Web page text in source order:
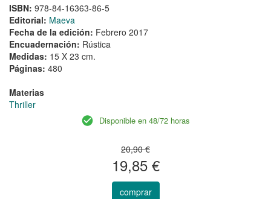
ISBN: 978-84-16363-86-5
Editorial: Maeva
Fecha de la edición: Febrero 2017
Encuadernación: Rústica
Medidas: 15 X 23 cm.
Páginas: 480
Materias
Thriller
Disponible en 48/72 horas
20,90 €
19,85 €
comprar